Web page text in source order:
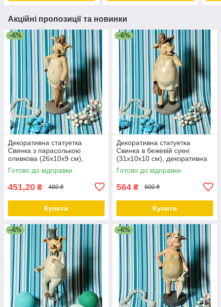
Акційні пропозиції та новинки
–6%
Декоративна статуетка
Свинка з парасолькою
оливкова (26х10х9 см),
декоративна фігурка, декор
для дому, офісу, кафе
Готово до відправки
451,20 ₴ 480 ₴
Купити
–6%
Декоративна статуетка
Свинка в бежевій сукні
(31х10х10 см), декоративна
фігурка, декор для дому,
офісу, кафе
Готово до відправки
564 ₴ 600 ₴
Купити
–6% –6%